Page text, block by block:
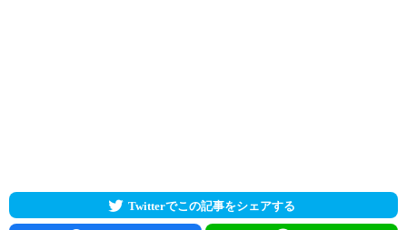
Twitterでこの記事をシェアする